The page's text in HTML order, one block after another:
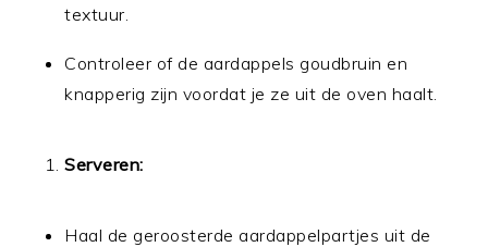
textuur.
Controleer of de aardappels goudbruin en
knapperig zijn voordat je ze uit de oven haalt.
Serveren:
Haal de geroosterde aardappelpartjes uit de